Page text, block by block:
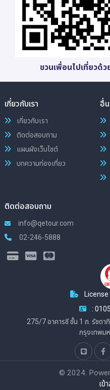
ชวนเพื่อนไปเที่ยวด้
เกี่ยวกับเรา
เกี่ยวกับเรา
ติดต่อสอบถาม
แผนผังเว็บไซต์
บทความท่องเที่ยว
อื่
ติดต่อสอบถาม
info@qetour.com
02-246-5888
:
275/7 อาคารซี ชั้น 1 ถ. รัชดา
กรุงเทพม
© 2024.
เข้